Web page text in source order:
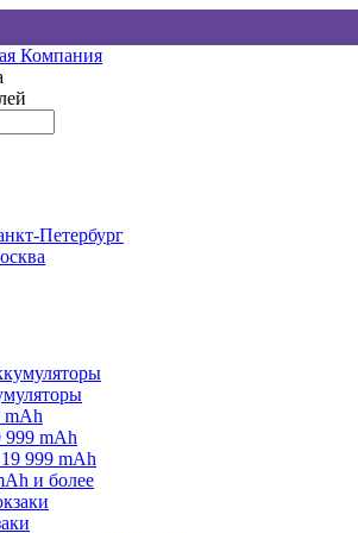
Петербург
mAh
999 mAh
999 mAh
и более